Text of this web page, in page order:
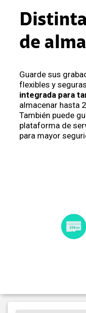
de
Guarde sus
flexibles y
integrada para
almacenar hasta
También puede
plataforma de
para mayor